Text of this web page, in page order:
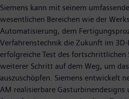
Siemens kann mit seinem
wesentlichen Bereichen wie der
Automatisierung, dem
Verfahrenstechnik die Zukunft im
erfolgreiche Test des fortschrittlichen
weiterer Schritt auf dem Weg, um
auszuschöpfen. Siemens entwickelt
AM realisierbare